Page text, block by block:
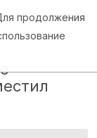
Афины
продолжения